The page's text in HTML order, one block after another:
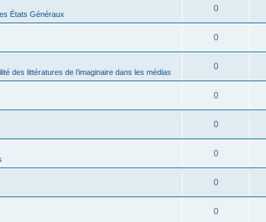
États Généraux
0
0
des littératures de l’imaginaire dans les médias
0
0
0
0
0
0